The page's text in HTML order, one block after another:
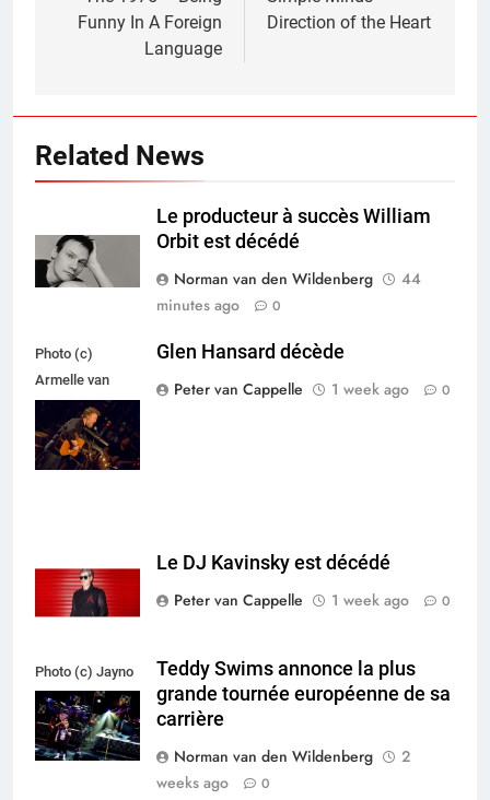
Funny In A Foreign
Language
Direction of the Heart
Related News
Le producteur à succès William
Orbit est décédé
Norman van den Wildenberg
44
minutes ago
0
Photo (c)
Armelle van
Helden,
Maxazine.nl
Glen Hansard décède
Peter van Cappelle
1 week ago 0
Le DJ Kavinsky est décédé
Peter van Cappelle
1 week ago 0
Photo (c) Jayno
Berkhoudt
Teddy Swims annonce la plus
grande tournée européenne de sa
carrière
Norman van den Wildenberg
2
weeks ago
0